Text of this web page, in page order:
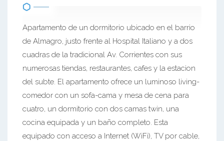
Apartamento de un dormitorio ubicado en el barrio
de Almagro, justo frente al Hospital Italiano y a dos
cuadras de la tradicional Av. Corrientes con sus
numerosas tiendas, restaurantes, cafes y la estacion
del subte. El apartamento ofrece un luminoso living-
comedor con un sofa-cama y mesa de cena para
cuatro, un dormitorio con dos camas twin, una
cocina equipada y un baño completo. Esta
equipado con acceso a Internet (WiFi), TV por cable,